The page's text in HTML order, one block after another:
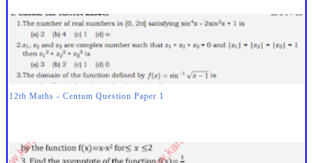
12th Maths - Centum Question Paper 1